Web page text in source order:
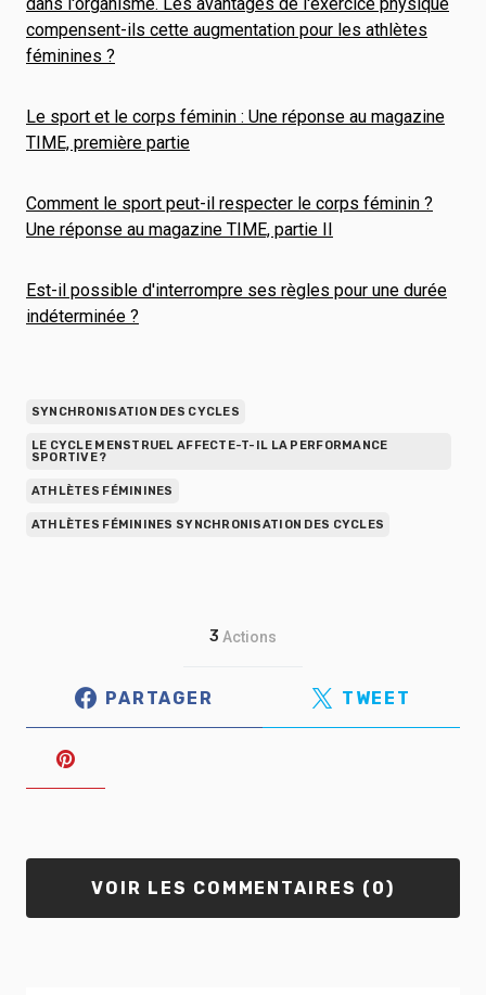
compensent-ils cette augmentation pour les athlètes
féminines ?
Le sport et le corps féminin : Une réponse au magazine
TIME, première partie
Comment le sport peut-il respecter le corps féminin ?
Une réponse au magazine TIME, partie II
Est-il possible d'interrompre ses règles pour une durée
indéterminée ?
SYNCHRONISATION DES CYCLES
LE CYCLE MENSTRUEL AFFECTE-T-IL LA PERFORMANCE
SPORTIVE ?
ATHLÈTES FÉMININES
ATHLÈTES FÉMININES SYNCHRONISATION DES CYCLES
3 Actions
PARTAGER TWEET
VOIR LES COMMENTAIRES (0)